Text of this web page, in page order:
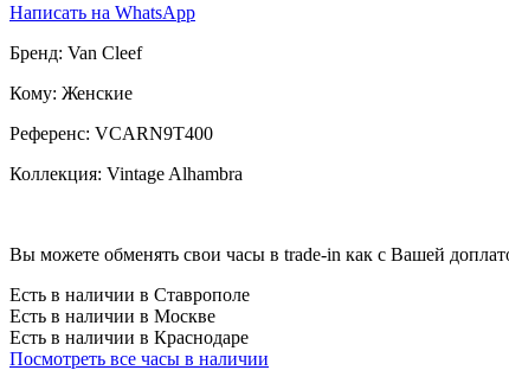
Написать на WhatsApp
Бренд: Van Cleef
Кому: Женские
Референс: VCARN9T400
Коллекция: Vintage Alhambra
Вы можете обменять свои часы в trade-in как с Вашей
Есть в наличии в Ставрополе
Есть в наличии в Москве
Есть в наличии в Краснодаре
Посмотреть все часы в наличии